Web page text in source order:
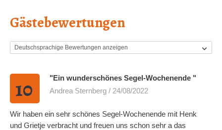
Gästebewertungen
10
"Ein wunderschönes Segel-Wochenende "
Andrea Sternberg / 24/08/2022
Wir haben ein sehr schönes Segel-Wochenende mit Henk
und Grietje verbracht und freuen uns schon sehr a das